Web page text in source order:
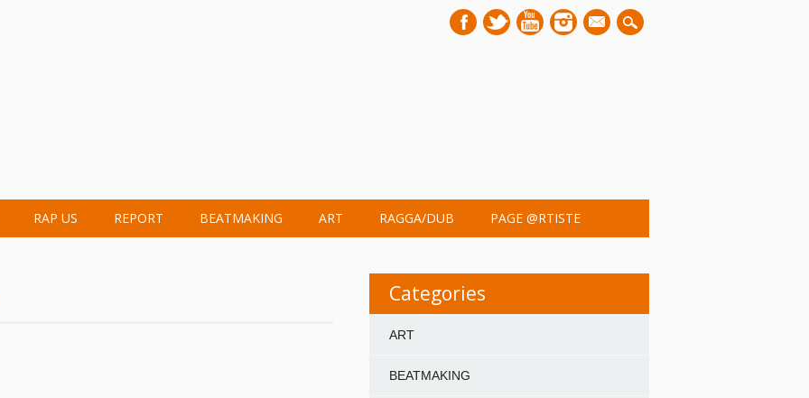
mail
RAP US REPORT BEATMAKING ART RAGGA/DUB PAGE @RTISTE
Categories
ART
BEATMAKING